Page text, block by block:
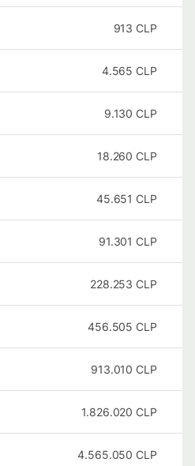
913 CLP
4.565 CLP
9.130 CLP
18.260 CLP
45.651 CLP
91.301 CLP
228.253 CLP
456.505 CLP
913.010 CLP
1.826.020 CLP
4.565.050 CLP